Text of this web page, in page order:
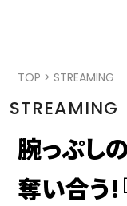
TOP > STREAMING
STREAMING
腕っぷし
奪い合う